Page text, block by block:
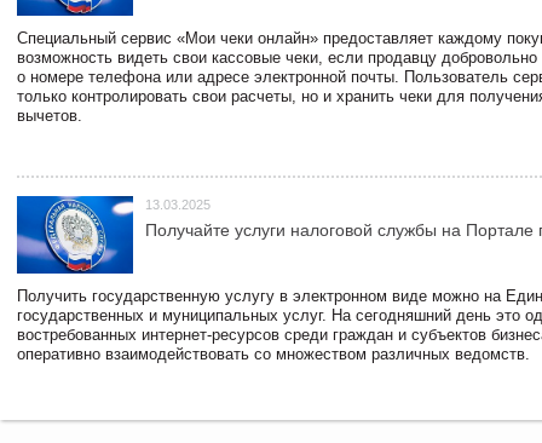
Специальный сервис «Мои чеки онлайн» предоставляет каждому
возможность видеть свои кассовые чеки, если продавцу
о номере телефона или адресе электронной почты. Пользователь
только контролировать свои расчеты, но и хранить чеки для
вычетов.
13.03.2025
Получайте услуги налоговой службы на Портале
Получить государственную услугу в электронном виде можно на
государственных и муниципальных услуг. На сегодняшний день это
востребованных интернет-ресурсов среди граждан и субъектов
оперативно взаимодействовать со множеством различных ведомств.